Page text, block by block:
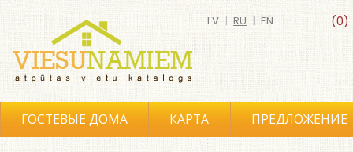
(0)
LV | RU | EN
ГОСТЕВЫЕ ДОМА КАРТА ПРЕДЛОЖЕНИЕ